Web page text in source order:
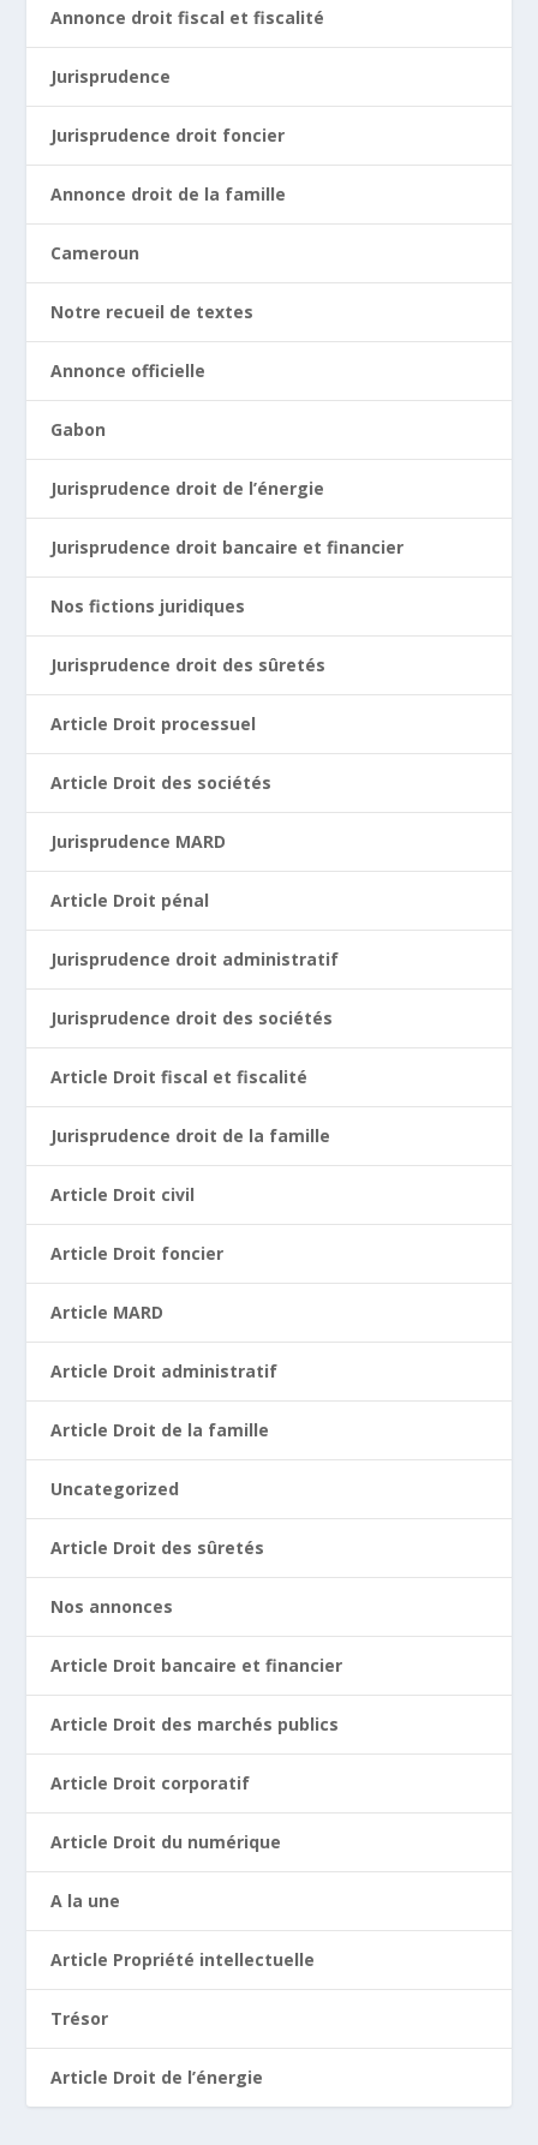
Annonce droit fiscal et fiscalité
Jurisprudence
Jurisprudence droit foncier
Annonce droit de la famille
Cameroun
Notre recueil de textes
Annonce officielle
Gabon
Jurisprudence droit de l’énergie
Jurisprudence droit bancaire et financier
Nos fictions juridiques
Jurisprudence droit des sûretés
Article Droit processuel
Article Droit des sociétés
Jurisprudence MARD
Article Droit pénal
Jurisprudence droit administratif
Jurisprudence droit des sociétés
Article Droit fiscal et fiscalité
Jurisprudence droit de la famille
Article Droit civil
Article Droit foncier
Article MARD
Article Droit administratif
Article Droit de la famille
Uncategorized
Article Droit des sûretés
Nos annonces
Article Droit bancaire et financier
Article Droit des marchés publics
Article Droit corporatif
Article Droit du numérique
A la une
Article Propriété intellectuelle
Trésor
Article Droit de l’énergie